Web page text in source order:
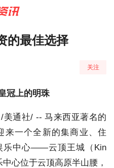
的最佳选择
关注
冠上的明珠
/美通社/ -- 马来西亚著名的
来一个全新的集商业、住
乐中心——云顶王城（Kin
心位于云顶高原半山腰，